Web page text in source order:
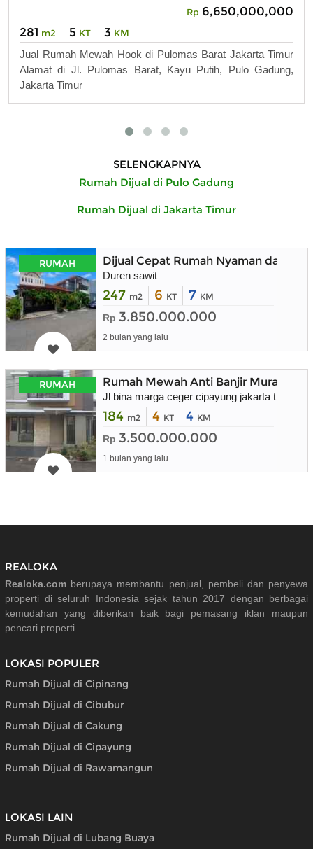
Rp 6,650,000,000
281 m2 5 KT 3 KM
Jual Rumah Mewah Hook di Pulomas Barat Jakarta Timur
Alamat di Jl. Pulomas Barat, Kayu Putih, Pulo Gadung,
Jakarta Timur
SELENGKAPNYA
Rumah Dijual di Pulo Gadung
Rumah Dijual di Jakarta Timur
RUMAH Dijual Cepat Rumah Nyaman dalam
Duren sawit
247 m2 6 KT 7 KM
Rp 3.850.000.000
2 bulan yang lalu
RUMAH Rumah Mewah Anti Banjir Murah
Jl bina marga ceger cipayung jakarta timur
184 m2 4 KT 4 KM
Rp 3.500.000.000
1 bulan yang lalu
REALOKA
Realoka.com berupaya membantu penjual, pembeli dan penyewa
properti di seluruh Indonesia sejak tahun 2017 dengan berbagai
kemudahan yang diberikan baik bagi pemasang iklan maupun
pencari properti.
LOKASI POPULER
Rumah Dijual di Cipinang
Rumah Dijual di Cibubur
Rumah Dijual di Cakung
Rumah Dijual di Cipayung
Rumah Dijual di Rawamangun
LOKASI LAIN
Rumah Dijual di Lubang Buaya